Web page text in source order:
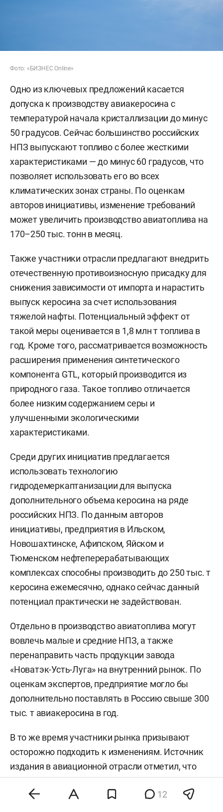
Фото: «БИЗНЕС Online»
Одно из ключевых предложений касается
допуска к производству авиакеросина с
температурой начала кристаллизации до минус
50 градусов. Сейчас большинство российских
НПЗ выпускают топливо с более жесткими
характеристиками — до минус 60 градусов, что
позволяет использовать его во всех
климатических зонах страны. По оценкам
авторов инициативы, изменение требований
может увеличить производство авиатоплива на
170–250 тыс. тонн в месяц.
Также участники отрасли предлагают внедрить
отечественную противоизносную присадку для
снижения зависимости от импорта и нарастить
выпуск керосина за счет использования
тяжелой нафты. Потенциальный эффект от
такой меры оценивается в 1,8 млн т топлива в
год. Кроме того, рассматривается возможность
расширения применения синтетического
компонента GTL, который производится из
природного газа. Такое топливо отличается
более низким содержанием серы и
улучшенными экологическими
характеристиками.
Среди других инициатив предлагается
использовать технологию
гидродемеркаптанизации для выпуска
дополнительного объема керосина на ряде
российских НПЗ. По данным авторов
инициативы, предприятия в Ильском,
Новошахтинске, Афипском, Яйском и
Тюменском нефтеперерабатывающих
комплексах способны производить до 250 тыс. т
керосина ежемесячно, однако сейчас данный
потенциал практически не задействован.
Отдельно в производство авиатоплива могут
вовлечь малые и средние НПЗ, а также
перенаправить часть продукции завода
«Новатэк-Усть-Луга» на внутренний рынок. По
оценкам экспертов, предприятие могло бы
дополнительно поставлять в Россию свыше 300
тыс. т авиакеросина в год.
В то же время участники рынка призывают
осторожно подходить к изменениям. Источник
издания в авиационной отрасли отметил, что
сейчас отсутствует обязательный механизм
независимой оценки влияния подобных
12